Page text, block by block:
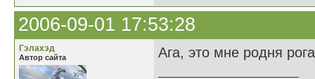
2006-09-01 17:53:28
Гэлахэд
Автор сайта Ага, это мне родня